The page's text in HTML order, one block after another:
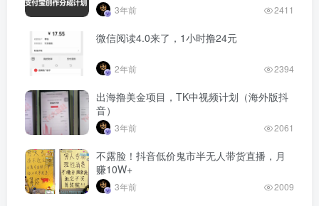
3年前 2411
微信阅读4.0来了，1小时撸24元
2年前 2394
出海撸美金项目，TK中视频计划（海外版抖
音）
3年前 2061
不露脸！抖音低价鬼市半无人带货直播，月
赚10W+
3年前 2009